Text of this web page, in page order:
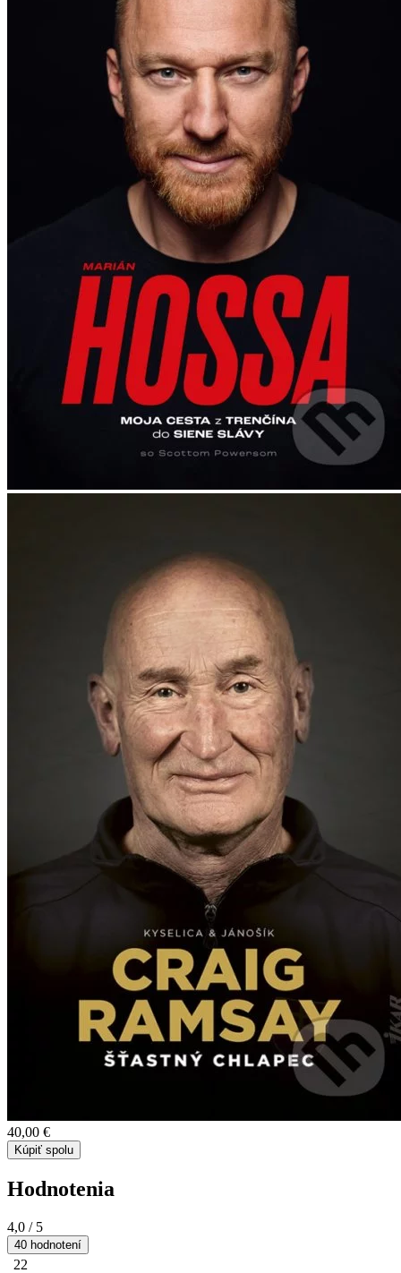
40,00 €
Kúpiť spolu
Hodnotenia
4,0 / 5
40 hodnotení
22